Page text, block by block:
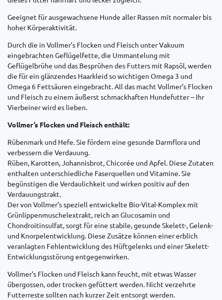
Geeignet für ausgewachsene Hunde aller Rassen mit normaler bis
hoher Körperaktivität.
Durch die in Vollmer’s Flocken und Fleisch unter Vakuum
eingebrachten Geflügelfette, die Ummantelung mit
Geflügelbrühe und das Besprühen des Futters mit Rapsöl, werden
die für ein glänzendes Haarkleid so wichtigen Omega 3 und
Omega 6 Fettsäuren eingebracht. All das macht Vollmer’s Flocken
und Fleisch zu einem äußerst schmackhaften Hundefutter – Ihr
Vierbeiner wird es lieben.
Vollmer’s Flocken und Fleisch enthält:
Rübenmark und Hefe. Sie fördern eine gesunde Darmflora und
verbessern die Verdauung.
Rüben, Karotten, Johannisbrot, Chicorée und Apfel. Diese Zutaten
enthalten unterschiedliche Faserquellen und Vitamine. Sie
begünstigen die Verdaulichkeit und wirken positiv auf den
Verdauungstrakt.
Der von Vollmer’s speziell entwickelte Bio-Vital-Komplex mit
Grünlippenmuschelextrakt, reich an Glucosamin und
Chondroitinsulfat, sorgt für eine stabile, gesunde Skelett-, Gelenk-
und Knorpelentwicklung. Diese Zusätze können einer erblich
veranlagten Fehlentwicklung des Hüftgelenks und einer Skelett-
Entwicklungsstörung entgegenwirken.
Vollmer's Flocken und Fleisch kann feucht, mit etwas Wasser
übergossen, oder trocken gefüttert werden. Nicht verzehrte
Futterreste sollten nach kurzer Zeit entsorgt werden.